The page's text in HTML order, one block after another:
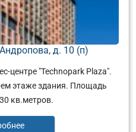
д. 10 (п)
центре "Technopark Plaza".
этаже здания. Площадь
кв.метров.